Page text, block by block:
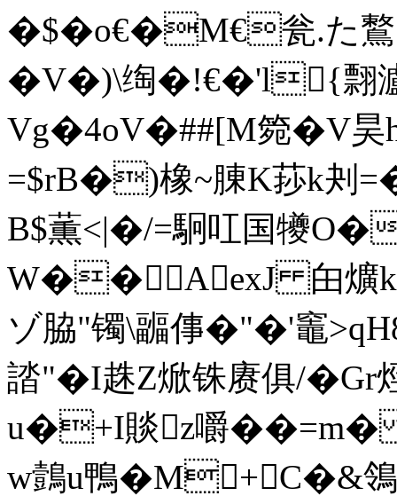
�$�o€�M€瓮.た鷘
�V�)\绹�!€�'l{翲
Vg�4oV�##[M箢�V昊
=$rB�)橡~腖K莏k刔
B$薫<|� /=駉叿国犪
W��AexJ 甶爌
ゾ脇"镯\疈倳�"�'竈
誻"�I趎Z焮铢赓俱/�
u�+I賧z嚼��=
w鷧u鴨�M+C�&